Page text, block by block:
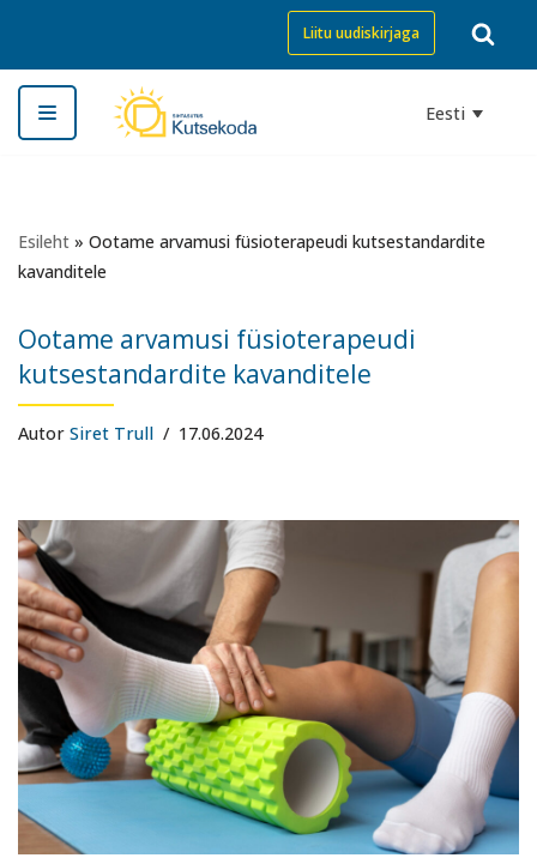
Skip
to
content
Liitu uudiskirjaga
Eesti
Esileht » Ootame arvamusi füsioterapeudi kutsestandardite
kavanditele
Ootame arvamusi füsioterapeudi
kutsestandardite kavanditele
Autor Siret Trull 17.06.2024